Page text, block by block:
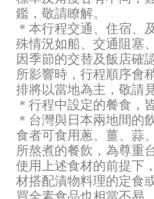
鑑，敬請瞭解。
＊本行程交通、住宿、
殊情況如船、交通阻塞
因季節的交替及飯店確
所影響時，行程順序會
排將以當地為主，敬請見
＊行程中設定的餐食，
＊台灣與日本兩地間的
食者可食用蔥、薑、蒜
所熬煮的餐飲，為尊重
使用上述食材的前提下
材搭配漬物料理的定食
買全素食品也相當不易